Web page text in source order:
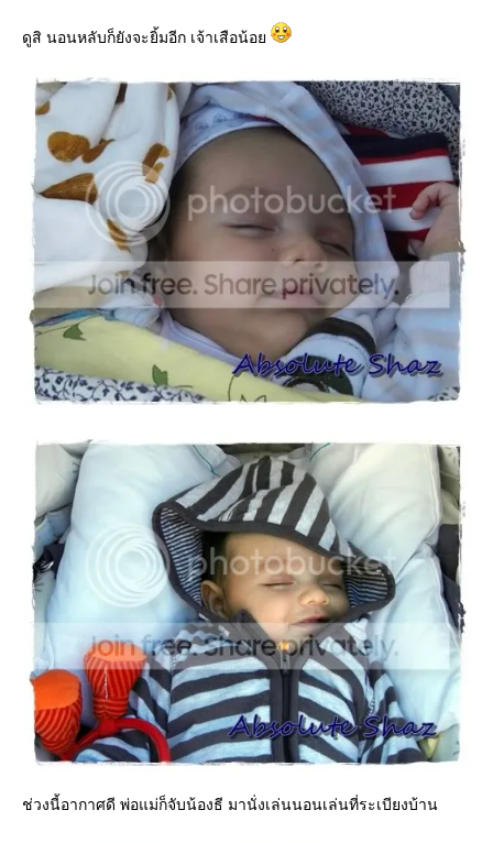
ดูสิ นอนหลับก็ยังจะยิ้มอีก เจ้าเสือน้อ
ช่วงนี้อากาศดี พ่อแม่ก็จับน้องธี มานั่งเล่นนอนเล่นที่ระเบียงบ้าน